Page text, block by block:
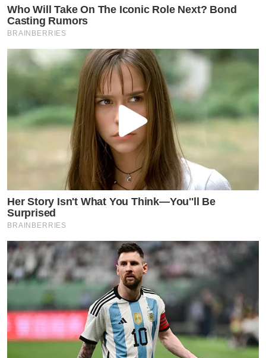
Who Will Take On The Iconic Role Next? Bond
Casting Rumors
BRAINBERRIES
Her Story Isn't What You Think—You''ll Be
Surprised
BRAINBERRIES